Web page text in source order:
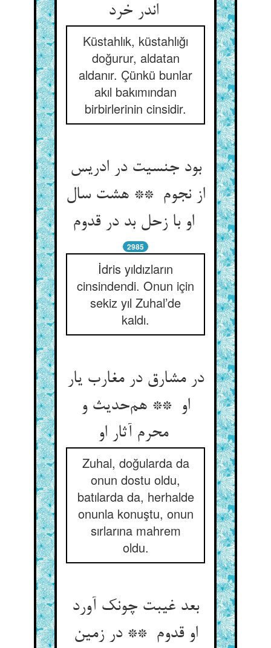
اندر خرد
Küstahlık, küstahlığı
doğurur, aldatan
aldanır. Çünkü bunlar
akıl bakımından
birbirlerinin cinsidir.
بود جنسیت در ادریس
از نجوم ** هشت سال
او با زحل بد در قدوم
2985
İdris yıldızların
cinsindendi. Onun için
sekiz yıl Zuhal’de
kaldı.
در مشارق در مغارب یار
او ** هم‌حدیث و
محرم آثار او
Zuhal, doğularda da
onun dostu oldu,
batılarda da, herhalde
onunla konuştu, onun
sırlarına mahrem
oldu.
بعد غیبت چونک آورد
او قدوم ** در زمین